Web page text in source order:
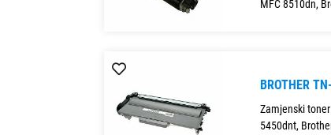
MFC 8510dn,
BROTHER
Zamjenski
5450dnt,